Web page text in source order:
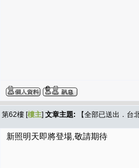
第62樓 [樓主] 文章主題: 【全部已送出．
新照明天即將登場,敬請期待